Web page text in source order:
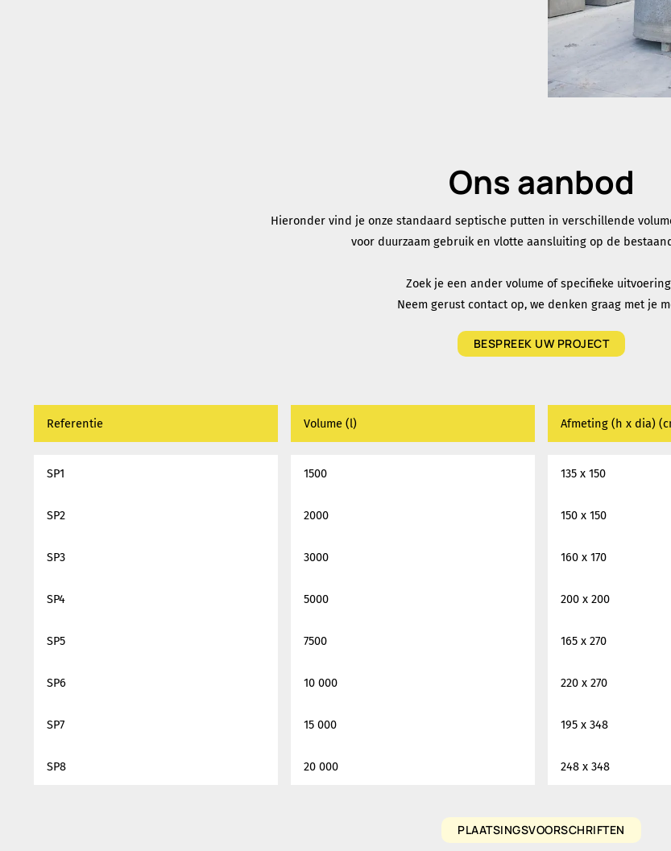
Ons aanbod
Hieronder vind je onze standaard septische putten in verschillende
voor duurzaam gebruik en vlotte aansluiting op de
Zoek je een ander volume of specifieke
Neem gerust contact op, we denken graag met je
BESPREEK UW PROJECT
Referentie Volume (l) Afmeting (h x dia)
SP1
SP2
SP3
SP4
SP5
SP6
SP7
SP8
1500
2000
3000
5000
7500
10 000
15 000
20 000
135 x 150
150 x 150
160 x 170
200 x 200
165 x 270
220 x 270
195 x 348
248 x 348
PLAATSINGSVOORSCHRIFTEN